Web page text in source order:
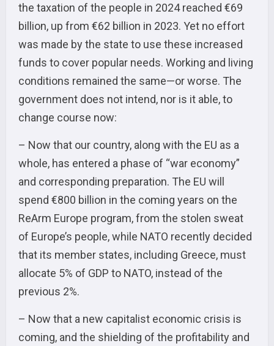
the taxation of the people in 2024 reached €69
billion, up from €62 billion in 2023. Yet no effort
was made by the state to use these increased
funds to cover popular needs. Working and living
conditions remained the same—or worse. The
government does not intend, nor is it able, to
change course now:
– Now that our country, along with the EU as a
whole, has entered a phase of “war economy”
and corresponding preparation. The EU will
spend €800 billion in the coming years on the
ReArm Europe program, from the stolen sweat
of Europe’s people, while NATO recently decided
that its member states, including Greece, must
allocate 5% of GDP to NATO, instead of the
previous 2%.
– Now that a new capitalist economic crisis is
coming, and the shielding of the profitability and